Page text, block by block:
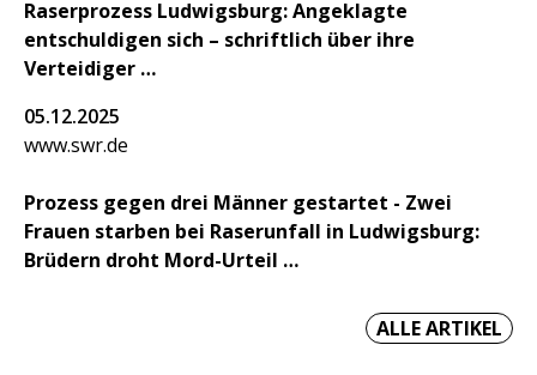
Raserprozess Ludwigsburg: Angeklagte
entschuldigen sich – schriftlich über ihre
Verteidiger
05.12.2025
www.swr.de
Prozess gegen drei Männer gestartet - Zwei
Frauen starben bei Raserunfall in Ludwigsburg:
Brüdern droht Mord-Urteil
ALLE ARTIKEL